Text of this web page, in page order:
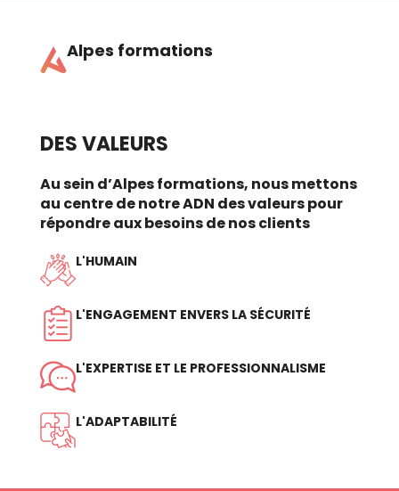
Alpes formations
DES VALEURS
Au sein d’Alpes formations, nous mettons
au centre de notre ADN des valeurs pour
répondre aux besoins de nos clients
L'HUMAIN
L'ENGAGEMENT ENVERS LA SÉCURITÉ
L'EXPERTISE ET LE PROFESSIONNALISME
L'ADAPTABILITÉ